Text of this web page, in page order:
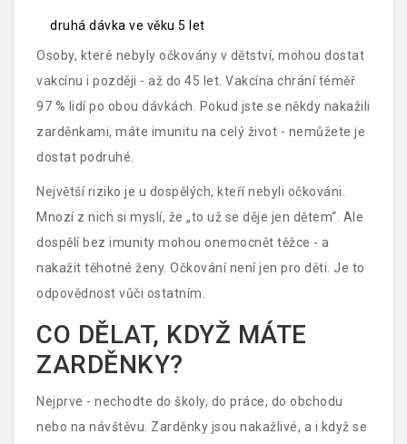
druhá dávka ve věku 5 let
Osoby, které nebyly očkovány v dětství, mohou dostat
vakcínu i později - až do 45 let. Vakcína chrání téměř
97 % lidí po obou dávkách. Pokud jste se někdy nakažili
zarděnkami, máte imunitu na celý život - nemůžete je
dostat podruhé.
Největší riziko je u dospělých, kteří nebyli očkováni.
Mnozí z nich si myslí, že „to už se děje jen dětem“. Ale
dospělí bez imunity mohou onemocnět těžce - a
nakažit těhotné ženy. Očkování není jen pro děti. Je to
odpovědnost vůči ostatním.
CO DĚLAT, KDYŽ MÁTE
ZARDĚNKY?
Nejprve - nechodte do školy, do práce, do obchodu
nebo na návštěvu. Zarděnky jsou nakažlivé, a i když se